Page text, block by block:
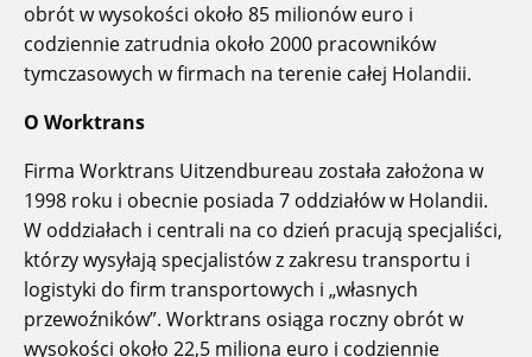
obrót w wysokości około 85 milionów euro i
codziennie zatrudnia około 2000 pracowników
tymczasowych w firmach na terenie całej Holandii.
O Worktrans
Firma Worktrans Uitzendbureau została założona w
1998 roku i obecnie posiada 7 oddziałów w Holandii.
W oddziałach i centrali na co dzień pracują specjaliści,
którzy wysyłają specjalistów z zakresu transportu i
logistyki do firm transportowych i „własnych
przewoźników”. Worktrans osiąga roczny obrót w
wysokości około 22,5 miliona euro i codziennie